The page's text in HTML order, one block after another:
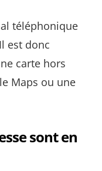
téléphonique
est donc
carte hors
Maps ou une
sont en